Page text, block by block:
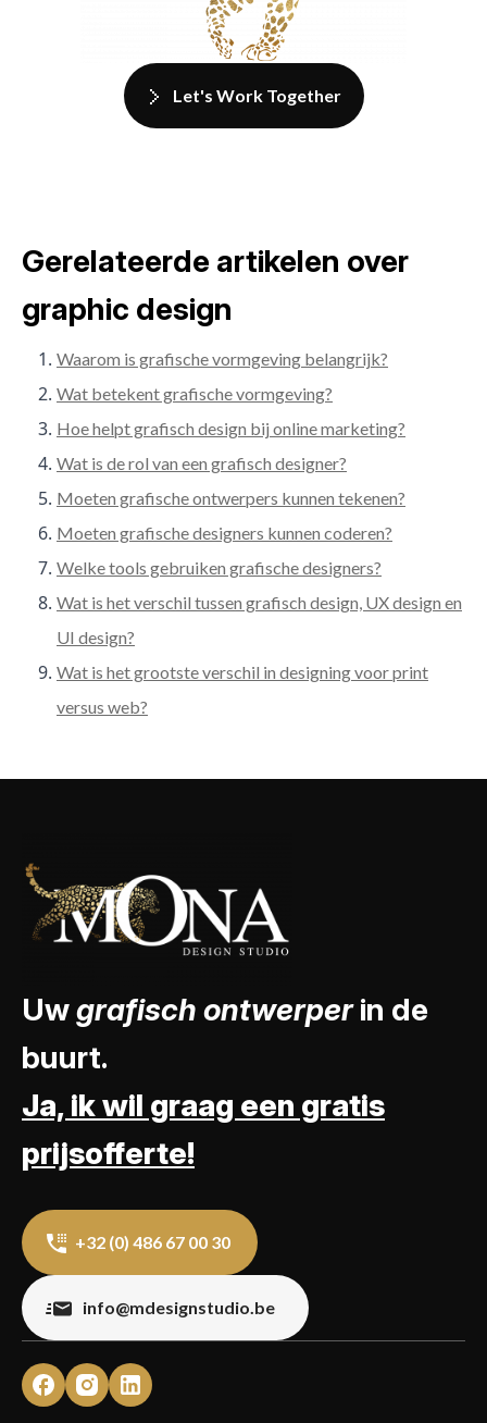
Let's Work Together
Gerelateerde artikelen over
graphic design
Waarom is grafische vormgeving belangrijk?
Wat betekent grafische vormgeving?
Hoe helpt grafisch design bij online marketing?
Wat is de rol van een grafisch designer?
Moeten grafische ontwerpers kunnen tekenen?
Moeten grafische designers kunnen coderen?
Welke tools gebruiken grafische designers?
Wat is het verschil tussen grafisch design, UX design en
UI design?
Wat is het grootste verschil in designing voor print
versus web?
Uwgrafisch ontwerperin de
buurt.
Ja, ik wil graag een gratis
prijsofferte!
+32 (0) 486 67 00 30
info@mdesignstudio.be